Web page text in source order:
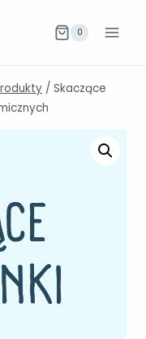
0
/ Skaczące